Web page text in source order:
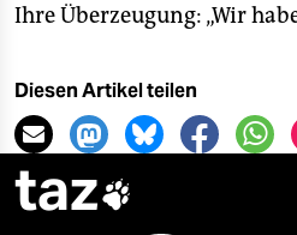
Ihre Überzeugung: „Wir
Diesen Artikel teilen
taz